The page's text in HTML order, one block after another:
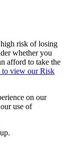
risk of losing
whether you
afford to take the
to view our Risk
on our
use of